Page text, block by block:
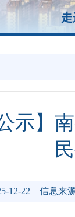
示】
12-22 信息来